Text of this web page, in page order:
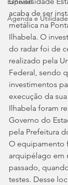
Agenda e
acaba de ser
metálica na
Ilhabela. O
do radar foi de
realizado pela
Federal, sendo
investimentos
execução da
Ilhabela foram
Governo do
pela Prefeitura
O equipamento
arquipélago em
passado,
testes. Desse